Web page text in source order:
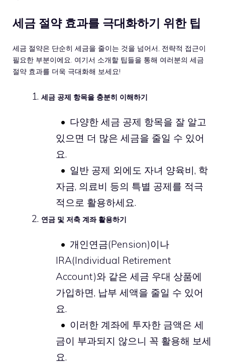
세금 절약 효과를 극대화하기 위한 팁
세금 절약은 단순히 세금을 줄이는 것을 넘어서, 전략적 접근이
필요한 부분이에요. 여기서 소개할 팁들을 통해 여러분의 세금
절약 효과를 더욱 극대화해 보세요!
세금 공제 항목을 충분히 이해하기
다양한 세금 공제 항목을 잘 알고
있으면 더 많은 세금을 줄일 수 있어
요.
일반 공제 외에도 자녀 양육비, 학
자금, 의료비 등의 특별 공제를 적극
적으로 활용하세요.
연금 및 저축 계좌 활용하기
개인연금(Pension)이나
IRA(Individual Retirement
Account)와 같은 세금 우대 상품에
가입하면, 납부 세액을 줄일 수 있어
요.
이러한 계좌에 투자한 금액은 세
금이 부과되지 않으니 꼭 활용해 보세
요.